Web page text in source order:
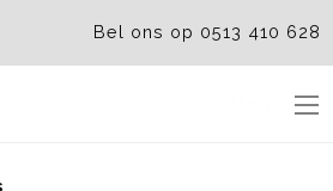
Bel ons op 0513 410 628